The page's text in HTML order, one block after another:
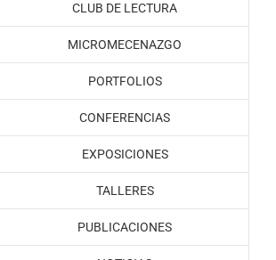
CLUB DE LECTURA
MICROMECENAZGO
PORTFOLIOS
CONFERENCIAS
EXPOSICIONES
TALLERES
PUBLICACIONES